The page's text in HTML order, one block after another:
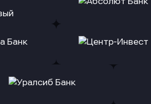
Банк
заявку
Оправить заявку
заявку